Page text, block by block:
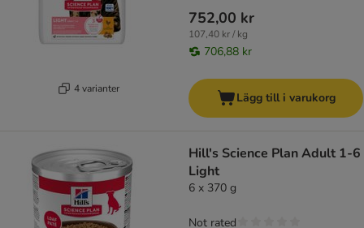
4 varianter
752,00 kr
107,40 kr / kg
706,88 kr
Lägg till i varukorg
Hill's Science Plan Adult 1-6
Light
6 x 370 g
Not rated